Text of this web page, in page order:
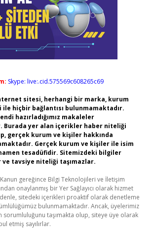
Skype: live:.cid.575569c608265c69
sitesi, herhangi bir marka, kurum
ile hiçbir bağlantısı bulunmamaktadır.
hazırladığımız makaleler
Burada yer alan içerikler haber niteliği
gerçek kurum ve kişiler hakkında
Gerçek kurum ve kişiler ile isim
tesadüfidir. Sitemizdeki bilgiler
tavsiye niteliği taşımazlar.
Kanun gereğince Bilgi Teknolojileri ve İletişim
onaylanmış bir Yer Sağlayıcı olarak hizmet
sitedeki içerikleri proaktif olarak denetleme
bulunmamaktadır. Ancak, üyelerimiz
sorumluluğunu taşımakta olup, siteye üye olarak
etmiş sayılırlar.